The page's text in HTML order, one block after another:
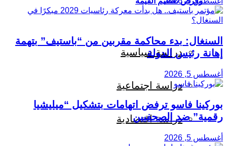
دراسة سياسية
دراسة اجتماعية
دراسة اقتصادية
السنغال: بدء محاكمة مقربين من “باستيف” بتهمة
إهانة رئيس الدولة
أغسطس 5, 2026
بوركينا فاسو ترفض اتهامات بتشكيل “ميليشيا
رقمية” ضد الصحفيين
أغسطس 5, 2026